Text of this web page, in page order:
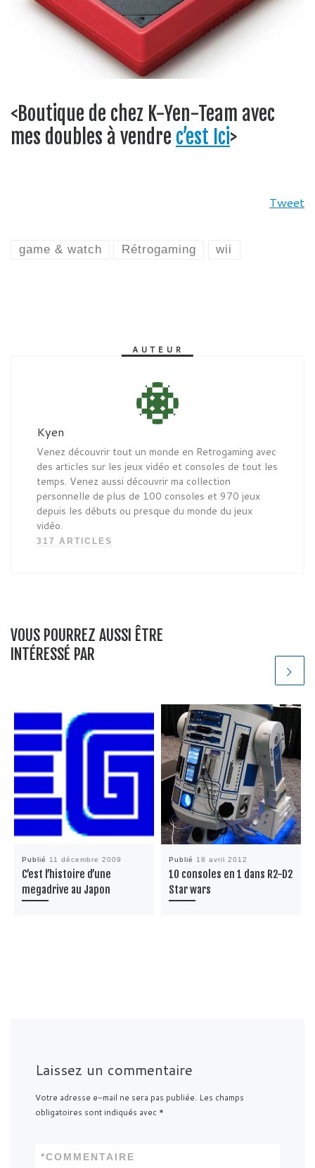
<Boutique de chez K-Yen-Team avec
mes doubles à vendre c’est Ici>
Tweet
game & watch Rétrogaming wii
AUTEUR
Kyen
Venez découvrir tout un monde en Retrogaming avec
des articles sur les jeux vidéo et consoles de tout les
temps. Venez aussi découvrir ma collection
personnelle de plus de 100 consoles et 970 jeux
depuis les débuts ou presque du monde du jeux
vidéo.
317 ARTICLES
VOUS POURREZ AUSSI ÊTRE
INTÉRESSÉ PAR
Publié 11 décembre 2009
C’est l’histoire d’une
megadrive au Japon
Publié 18 avril 2012
10 consoles en 1 dans R2-D2
Star wars
Laissez un commentaire
Votre adresse e-mail ne sera pas publiée. Les champs
obligatoires sont indiqués avec *
COMMENTAIRE
*